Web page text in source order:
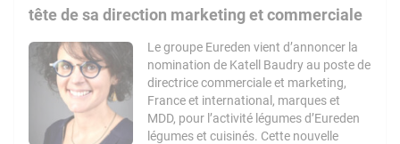
tête de sa direction marketing et commerciale
Le groupe Eureden vient d’annoncer la
nomination de Katell Baudry au poste de
directrice commerciale et marketing,
France et international, marques et
MDD, pour l’activité légumes d’Eureden
légumes et cuisinés. Cette nouvelle